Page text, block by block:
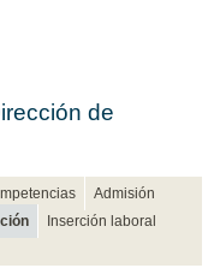
de
Admisión
Inserción laboral